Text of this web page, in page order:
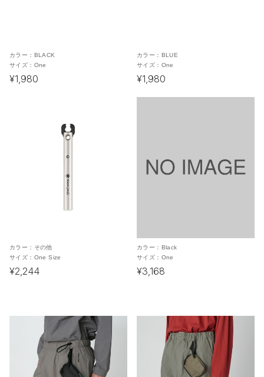
カラー： BLACK
サイズ： One
¥1,980
カラー： BLUE
サイズ： One
¥1,980
カラー： その他
サイズ： One Size
¥2,244
カラー： Black
サイズ： One
¥3,168